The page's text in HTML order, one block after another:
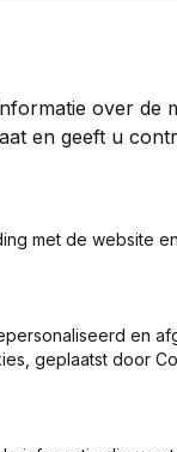
over de
en geeft u
met de website en
en
geplaatst door